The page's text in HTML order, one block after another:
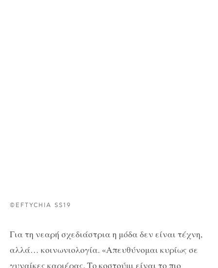
©EFTYCHIA SS19
Για τη νεαρή σχεδιάστρια η μόδα δεν είναι τέχνη,
αλλά… κοινωνιολογία. «Απευθύνομαι κυρίως σε
γυναίκες καριέρας. Το κοστούμι είναι το πιο